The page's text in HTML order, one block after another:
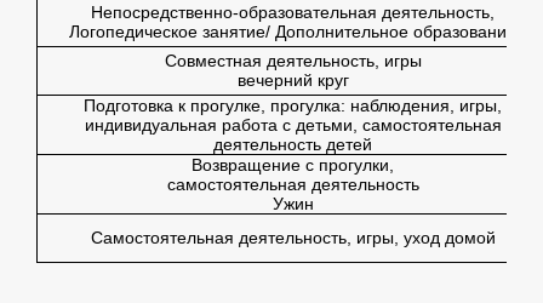
Непосредственно-образовательная деятельность,
Логопедическое занятие/ Дополнительное образование
Совместная деятельность, игры
вечерний круг
Подготовка к прогулке, прогулка: наблюдения, игры,
индивидуальная работа с детьми, самостоятельная
деятельность детей
Возвращение с прогулки,
самостоятельная деятельность
Ужин
Самостоятельная деятельность, игры, уход домой